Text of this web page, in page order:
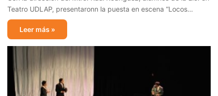
Teatro UDLAP, presentaronn la puesta en escena “Locos…
Leer más »